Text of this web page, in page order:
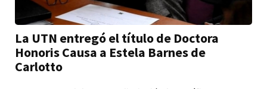
La UTN entregó el título de Doctora
Honoris Causa a Estela Barnes de
Carlotto